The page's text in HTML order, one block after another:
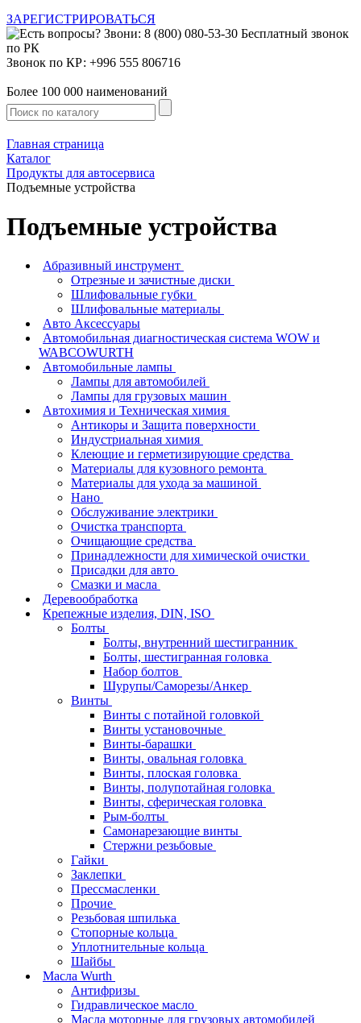
ЗАРЕГИСТРИРОВАТЬСЯ
Звонок по КР: +996 555 806716
Более 100 000 наименований
Главная страница
Каталог
Продукты для автосервиса
Подъемные устройства
Подъемные устройства
Абразивный инструмент
Отрезные и зачистные диски
Шлифовальные губки
Шлифовальные материалы
Авто Аксессуары
Автомобильная диагностическая система WOW и
WABCOWURTH
Автомобильные лампы
Лампы для автомобилей
Лампы для грузовых машин
Автохимия и Техническая химия
Антикоры и Защита поверхности
Индустриальная химия
Клеющие и герметизирующие средства
Материалы для кузовного ремонта
Материалы для ухода за машиной
Нано
Обслуживание электрики
Очистка транспорта
Очищающие средства
Принадлежности для химической очистки
Присадки для авто
Смазки и масла
Деревообработка
Крепежные изделия, DIN, ISO
Болты
Болты, внутренний шестигранник
Болты, шестигранная головка
Набор болтов
Шурупы/Саморезы/Анкер
Винты
Винты с потайной головкой
Винты установочные
Винты-барашки
Винты, овальная головка
Винты, плоская головка
Винты, полупотайная головка
Винты, сферическая головка
Рым-болты
Самонарезающие винты
Стержни резьбовые
Гайки
Заклепки
Прессмасленки
Прочие
Резьбовая шпилька
Стопорные кольца
Уплотнительные кольца
Шайбы
Масла Wurth
Антифризы
Гидравлическое масло
Масла моторные для грузовых автомобилей